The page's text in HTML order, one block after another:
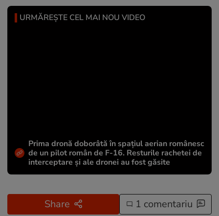
URMĂREȘTE CEL MAI NOU VIDEO
Prima dronă doborâtă în spațiul aerian românesc
de un pilot român de F-16. Resturile rachetei de
interceptare și ale dronei au fost găsite
Share 1 comentariu